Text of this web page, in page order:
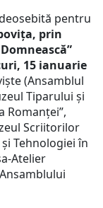
pentru
prin
15 ianuarie
(Ansamblul
Tiparului şi
Romanţei”,
Scriitorilor
Tehnologiei în
Atelier